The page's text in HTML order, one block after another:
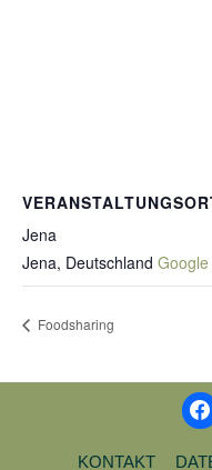
Jena
Jena, Deutschland
Foodsharing
KONTAKT